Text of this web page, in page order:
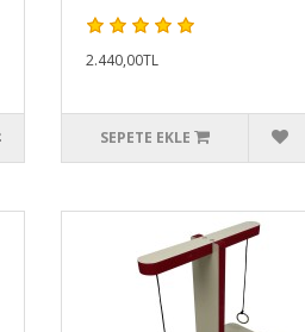
2.440,00TL
SEPETE EKLE